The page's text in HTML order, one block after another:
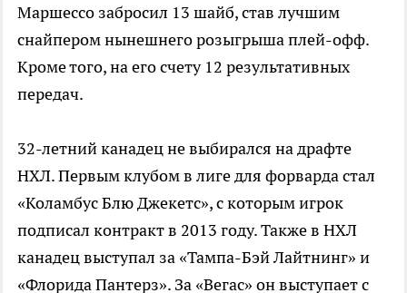
Маршессо забросил 13 шайб, став лучшим
снайпером нынешнего розыгрыша плей-офф.
Кроме того, на его счету 12 результативных
передач.
32-летний канадец не выбирался на драфте
НХЛ. Первым клубом в лиге для форварда стал
«Коламбус Блю Джекетс», с которым игрок
подписал контракт в 2013 году. Также в НХЛ
канадец выступал за «Тампа-Бэй Лайтнинг» и
«Флорида Пантерз». За «Вегас» он выступает с